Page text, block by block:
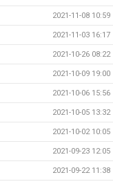
2021-11-08 10:59
2021-11-03 16:17
2021-10-26 08:22
2021-10-09 19:00
2021-10-06 15:56
2021-10-05 13:32
2021-10-02 10:05
2021-09-23 12:05
2021-09-22 11:38